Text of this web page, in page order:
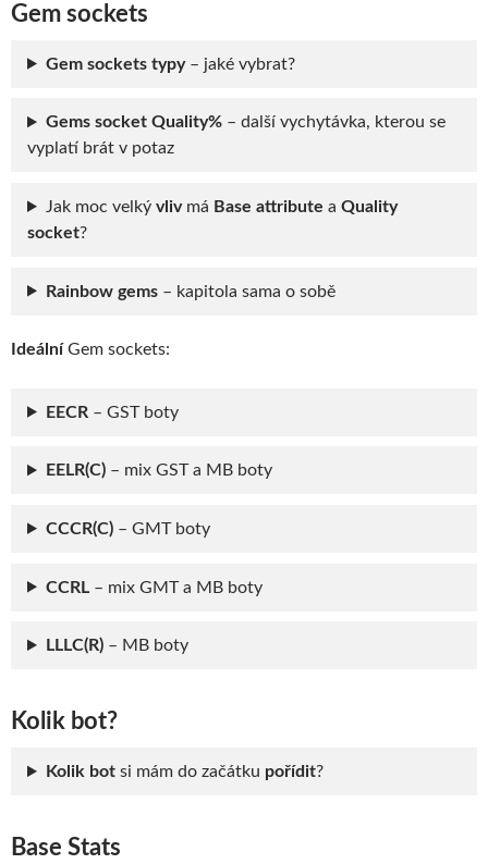
Gem sockets
Gem sockets typy– jaké vybrat?
Gems socket Quality%– další vychytávka, kterou se
vyplatí brát v potaz
Jak moc velký vlivmá Base attribute a Quality
socket?
Rainbow gems– kapitola sama o sobě
IdeálníGem sockets:
EECR– GST boty
EELR(C)– mix GST a MB boty
CCCR(C)– GMT boty
CCRL – mix GMT a MB boty
LLLC(R) – MB boty
Kolik bot?
Kolik botsi mám do začátku pořídit?
Base Stats